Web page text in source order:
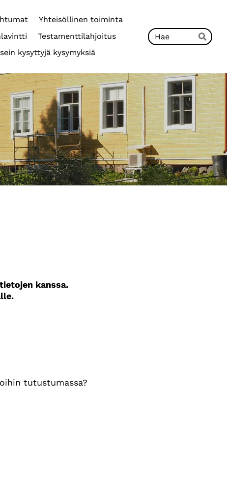
Yhteisöllinen toiminta
Testamenttilahjoitus
kysyttyjä kysymyksiä
Hae
kanssa.
tutustumassa?